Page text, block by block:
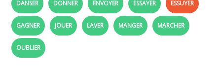
DANSER DONNER ENVOYER ESSAYER ESSUYER
GAGNER JOUER LAVER MANGER MARCHER
OUBLIER